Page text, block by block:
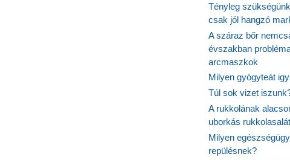
Tényleg
csak jól hangzó
A száraz bőr
évszakban
arcmaszkok
Milyen gyógyteát
Túl sok vizet
A rukkolának
uborkás
Milyen
repülésnek?